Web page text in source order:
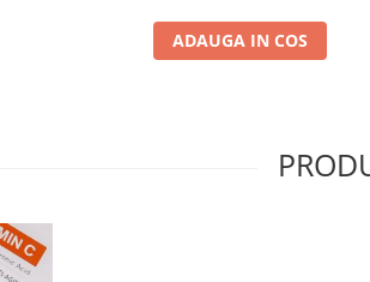
ADAUGA IN COS